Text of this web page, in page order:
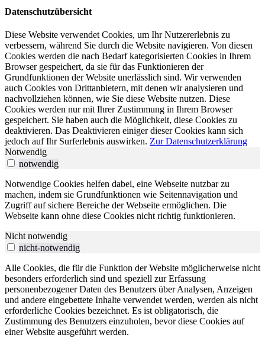
Datenschutzübersicht
Diese Website verwendet Cookies, um Ihr Nutzererlebnis zu
verbessern, während Sie durch die Website navigieren. Von diesen
Cookies werden die nach Bedarf kategorisierten Cookies in Ihrem
Browser gespeichert, da sie für das Funktionieren der
Grundfunktionen der Website unerlässlich sind. Wir verwenden
auch Cookies von Drittanbietern, mit denen wir analysieren und
nachvollziehen können, wie Sie diese Website nutzen. Diese
Cookies werden nur mit Ihrer Zustimmung in Ihrem Browser
gespeichert. Sie haben auch die Möglichkeit, diese Cookies zu
deaktivieren. Das Deaktivieren einiger dieser Cookies kann sich
jedoch auf Ihr Surferlebnis auswirken. Zur Datenschutzerklärung
Notwendig
notwendig
Notwendige Cookies helfen dabei, eine Webseite nutzbar zu
machen, indem sie Grundfunktionen wie Seitennavigation und
Zugriff auf sichere Bereiche der Webseite ermöglichen. Die
Webseite kann ohne diese Cookies nicht richtig funktionieren.
Nicht notwendig
nicht-notwendig
Alle Cookies, die für die Funktion der Website möglicherweise nicht
besonders erforderlich sind und speziell zur Erfassung
personenbezogener Daten des Benutzers über Analysen, Anzeigen
und andere eingebettete Inhalte verwendet werden, werden als nicht
erforderliche Cookies bezeichnet. Es ist obligatorisch, die
Zustimmung des Benutzers einzuholen, bevor diese Cookies auf
einer Website ausgeführt werden.